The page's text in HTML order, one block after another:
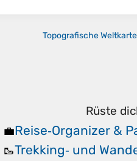
Topografische Weltkarte
Rüste
💼Reise‑Organizer &
🥾Trekking‑ und